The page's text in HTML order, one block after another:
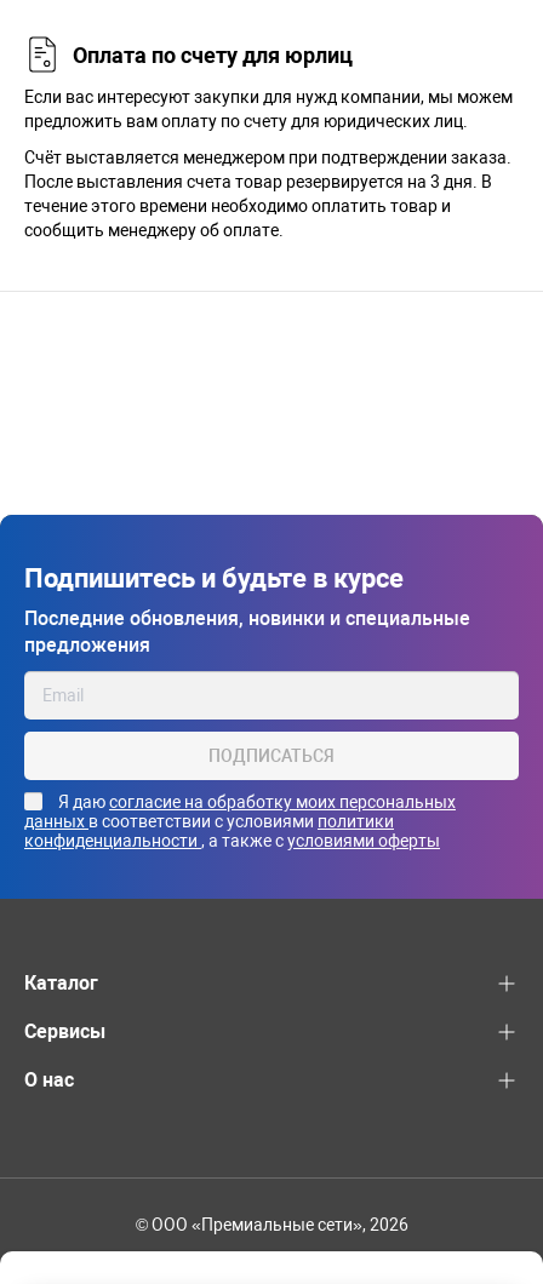
Оплата по счету для юрлиц
Если вас интересуют закупки для нужд компании, мы можем
предложить вам оплату по счету для юридических лиц.
Счёт выставляется менеджером при подтверждении заказа.
После выставления счета товар резервируется на 3 дня. В
течение этого времени необходимо оплатить товар и
сообщить менеджеру об оплате.
Подпишитесь и будьте в курсе
Последние обновления, новинки и специальные
предложения
ПОДПИСАТЬСЯ
Я даюсогласие на обработку моих персональных
данных в соответствии с условиями политики
конфиденциальности , а также сусловиями оферты
Каталог
Сервисы
О нас
© ООО «Премиальные сети», 2026